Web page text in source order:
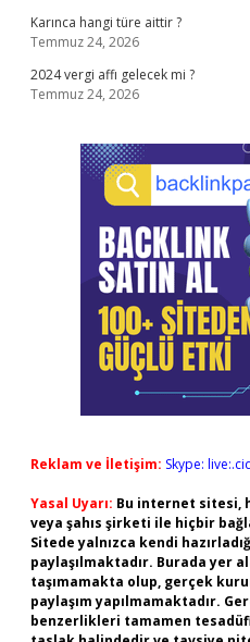
Karınca hangi türe aittir ?
Temmuz 24, 2026
2024 vergi affı gelecek mi ?
Temmuz 24, 2026
Reklam ve İletişim: Skype:
Yasal Uyarı: Bu internet sitesi,
veya şahıs şirketi ile hiçbir
Sitede yalnızca kendi
paylaşılmaktadır. Burada yer
taşımamakta olup, gerçek
paylaşım yapılmamaktadır.
benzerlikleri tamamen